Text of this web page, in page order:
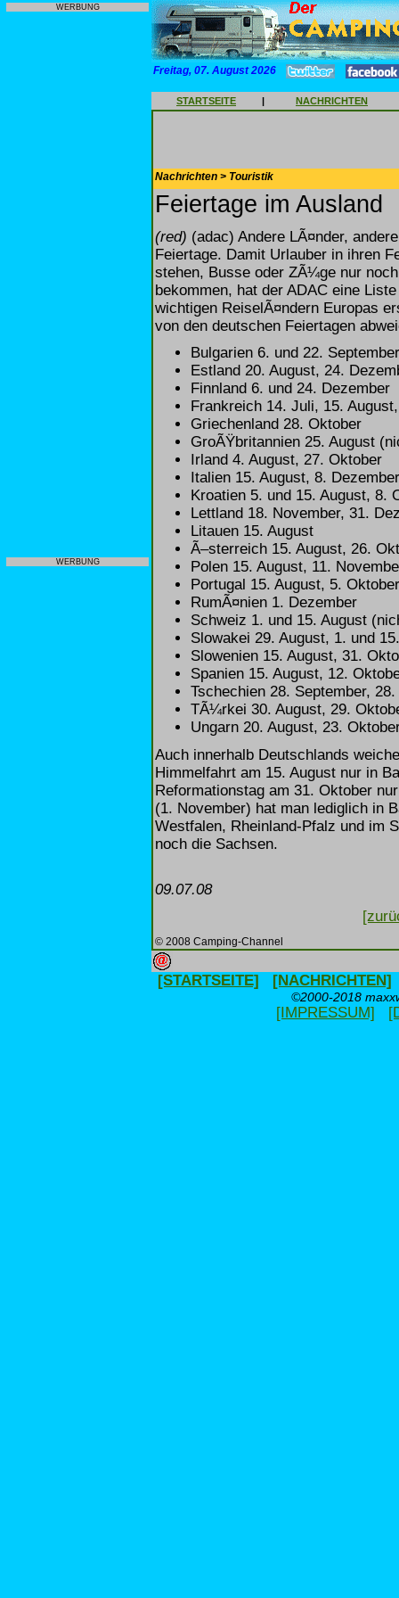
WERBUNG
WERBUNG
Freitag, 07. August 2026
STARTSEITE | NACHRICHTEN
Nachrichten > Touristik
Feiertage im Ausland
(red) (adac) Andere LÃ¤nder,
Feiertage. Damit Urlauber in ihren
stehen, Busse oder ZÃ¼ge nur
bekommen, hat der ADAC eine
wichtigen ReiselÃ¤ndern Europas
von den deutschen Feiertagen
Bulgarien 6. und 22. September
Estland 20. August, 24.
Finnland 6. und 24. Dezember
Frankreich 14. Juli, 15.
Griechenland 28. Oktober
GroÃŸbritannien 25. August
Irland 4. August, 27. Oktober
Italien 15. August, 8. Dezember
Kroatien 5. und 15. August, 8.
Lettland 18. November, 31.
Litauen 15. August
Ã–sterreich 15. August, 26.
Polen 15. August, 11.
Portugal 15. August, 5.
RumÃ¤nien 1. Dezember
Schweiz 1. und 15. August
Slowakei 29. August, 1. und
Slowenien 15. August, 31.
Spanien 15. August, 12.
Tschechien 28. September,
TÃ¼rkei 30. August, 29.
Ungarn 20. August, 23.
Auch innerhalb Deutschlands
Himmelfahrt am 15. August nur in
Reformationstag am 31. Oktober
(1. November) hat man lediglich in
Westfalen, Rheinland-Pfalz und im
noch die Sachsen.
09.07.08
© 2008 Camping-Channel
[STARTSEITE] [NACHRICHTEN]
©2000-2018
[IMPRESSUM]